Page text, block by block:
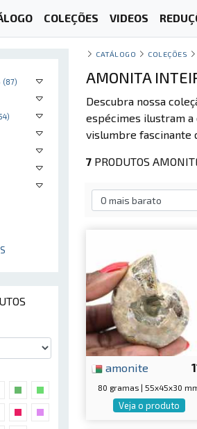
COLEÇÕES VIDEOS
(87)
CATÁLOGO COLEÇÕES
AMONITA
Descubra nossa
espécimes ilustram a
vislumbre fascinante
7 PRODUTOS
amonite
80 gramas | 55x45x30
Veja o produto